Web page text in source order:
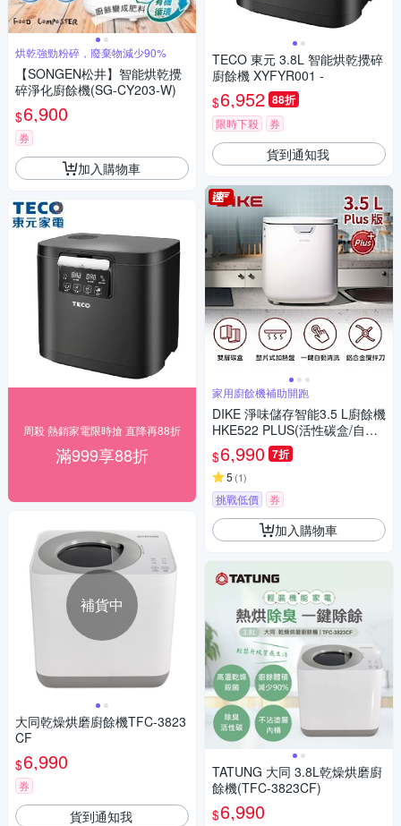
烘乾強勁粉碎，廢棄物減少90%
【SONGEN松井】智能烘乾攪
碎淨化廚餘機(SG-CY203-W)
$6,900
券
加入購物車
周殺 熱銷家電限時搶 直降再88折
滿999享88折
補貨中
大同乾燥烘磨廚餘機TFC-3823
CF
$6,990
券
貨到通知我
TECO 東元 3.8L 智能烘乾攪碎
廚餘機 XYFYR001 -
$6,952 88折
限時下殺 券
貨到通知我
家用廚餘機補助開跑
DIKE 淨味儲存智能3.5 L廚餘機
HKE522 PLUS(活性碳盒/自動
清洗/烘乾/72H儲存)
$6,990 7折
5 (1)
挑戰低價 券
加入購物車
TATUNG 大同 3.8L乾燥烘磨廚
餘機(TFC-3823CF)
$6,990